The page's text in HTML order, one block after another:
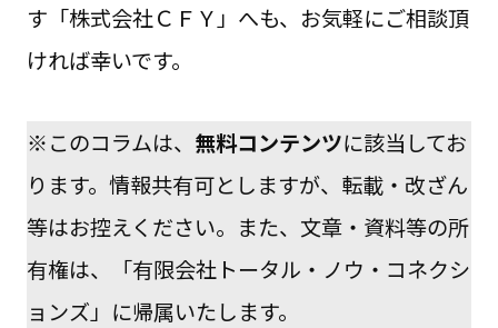
す「株式会社ＣＦＹ」へも、お気軽にご相談頂
ければ幸いです。
※このコラムは、 無料コンテンツに該当してお
ります。情報共有可としますが、転載・改ざん
等はお控えください。また、文章・資料等の所
有権は、「有限会社トータル・ノウ・コネクシ
ョンズ」に帰属いたします。